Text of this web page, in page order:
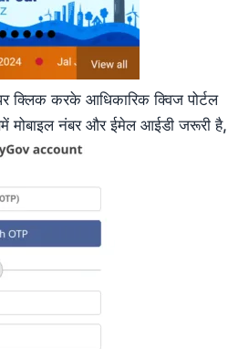
क्लिक करके आधिकारिक क्विज पोर्टल
मोबाइल नंबर और ईमेल आईडी जरूरी है,